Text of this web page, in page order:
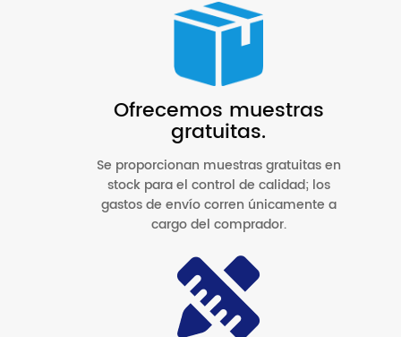
Ofrecemos muestras
gratuitas.
Se proporcionan muestras gratuitas en
stock para el control de calidad; los
gastos de envío corren únicamente a
cargo del comprador.